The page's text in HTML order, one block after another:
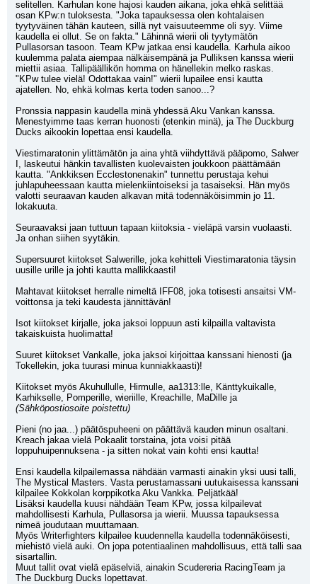
selitellen. Karhulan kone hajosi kauden aikana, joka ehkä selittää
osan KPw:n tuloksesta. "Joka tapauksessa olen kohtalaisen
tyytyväinen tähän kauteen, sillä nyt vaisuuteemme oli syy. Viime
kaudella ei ollut. Se on fakta." Lähinnä wierii oli tyytymätön
Pullasorsan tasoon. Team KPw jatkaa ensi kaudella. Karhula aikoo
kuulemma palata aiempaa nälkäisempänä ja Pulliksen kanssa wierii
miettii asiaa. Tallipäällikön homma on hänellekin melko raskas.
"KPw tulee vielä! Odottakaa vain!" wierii lupailee ensi kautta
ajatellen. No, ehkä kolmas kerta toden sanoo...?
Pronssia nappasin kaudella minä yhdessä Aku Vankan kanssa.
Menestyimme taas kerran huonosti (etenkin minä), ja The Duckburg
Ducks aikookin lopettaa ensi kaudella.
Viestimaratonin ylittämätön ja aina yhtä viihdyttävä pääpomo, Salwer
I, laskeutui hänkin tavallisten kuolevaisten joukkoon päättämään
kautta. "Ankkiksen Ecclestonenakin" tunnettu perustaja kehui
juhlapuheessaan kautta mielenkiintoiseksi ja tasaiseksi. Hän myös
valotti seuraavan kauden alkavan mitä todennäköisimmin jo 11.
lokakuuta.
Seuraavaksi jaan tuttuun tapaan kiitoksia - vieläpä varsin vuolaasti.
Ja onhan siihen syytäkin.
Supersuuret kiitokset Salwerille, joka kehitteli Viestimaratonia täysin
uusille urille ja johti kautta mallikkaasti!
Mahtavat kiitokset herralle nimeltä IFF08, joka totisesti ansaitsi VM-
voittonsa ja teki kaudesta jännittävän!
Isot kiitokset kirjalle, joka jaksoi loppuun asti kilpailla valtavista
takaiskuista huolimatta!
Suuret kiitokset Vankalle, joka jaksoi kirjoittaa kanssani hienosti (ja
Tokellekin, joka tuurasi minua kunniakkaasti)!
Kiitokset myös Akuhullulle, Hirmulle, aa1313:lle, Känttykuikalle,
Karhikselle, Pomperille, wieriille, Kreachille, MaDille ja
(Sähköpostiosoite poistettu)
Pieni (no jaa...) päätöspuheeni on päättävä kauden minun osaltani.
Kreach jakaa vielä Pokaalit torstaina, jota voisi pitää
loppuhuipennuksena - ja sitten nokat vain kohti ensi kautta!
Ensi kaudella kilpailemassa nähdään varmasti ainakin yksi uusi talli,
The Mystical Masters. Vasta perustamassani uutukaisessa kanssani
kilpailee Kokkolan korppikotka Aku Vankka. Peljätkää!
Lisäksi kaudella kuusi nähdään Team KPw, jossa kilpailevat
mahdollisesti Karhula, Pullasorsa ja wierii. Muussa tapauksessa
nimeä joudutaan muuttamaan.
Myös Writerfighters kilpailee kuudennella kaudella todennäköisesti,
miehistö vielä auki. On jopa potentiaalinen mahdollisuus, että talli saa
sisartallin.
Muut tallit ovat vielä epäselviä, ainakin Scudereria RacingTeam ja
The Duckburg Ducks lopettavat.